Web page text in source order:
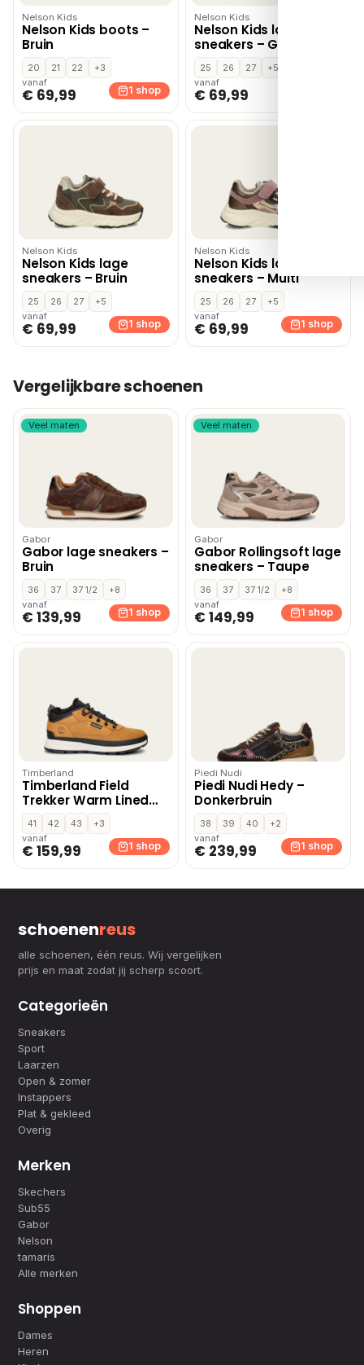
Nelson Kids
Nelson Kids boots –
Bruin
20 21 22
+3
vanaf
€ 69,99 1 shop
Nelson Kids
Nelson Kids lage
sneakers – Groen
25 26 27
+5
vanaf
€ 69,99
Nelson Kids
Nelson Kids lage
sneakers – Bruin
25 26 27
+5
vanaf
€ 69,99 1 shop
Nelson Kids
Nelson Kids lage
sneakers – Multi
25 26 27
+5
vanaf
€ 69,99 1 shop
Vergelijkbare schoenen
Veel maten
Gabor
Gabor lage sneakers –
Bruin
36 37 37 1/2
+8
vanaf
€ 139,99 1 shop
Veel maten
Gabor
Gabor Rollingsoft lage
sneakers – Taupe
36 37 37 1/2
+8
vanaf
€ 149,99 1 shop
Timberland
Timberland Field
Trekker Warm Lined
hoge sneakers – Geel
41 42 43
+3
vanaf
€ 159,99 1 shop
Piedi Nudi
Piedi Nudi Hedy –
Donkerbruin
38 39 40
+2
vanaf
€ 239,99 1 shop
schoenenreus
alle schoenen, één reus. Wij vergelijken
prijs en maat zodat jij scherp scoort.
Categorieën
Sneakers
Sport
Laarzen
Open & zomer
Instappers
Plat & gekleed
Overig
Merken
Skechers
Sub55
Gabor
Nelson
tamaris
Alle merken
Shoppen
Dames
Heren